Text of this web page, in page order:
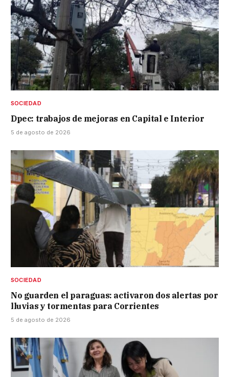
SOCIEDAD
Dpec: trabajos de mejoras en Capital e Interior
5 de agosto de 2026
SOCIEDAD
No guarden el paraguas: activaron dos alertas por
lluvias y tormentas para Corrientes
5 de agosto de 2026